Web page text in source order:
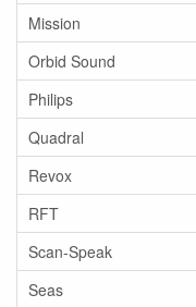
Mission
Orbid Sound
Philips
Quadral
Revox
RFT
Scan-Speak
Seas